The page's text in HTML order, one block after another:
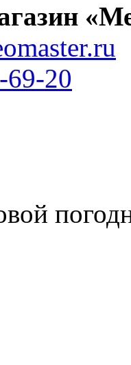
69-20